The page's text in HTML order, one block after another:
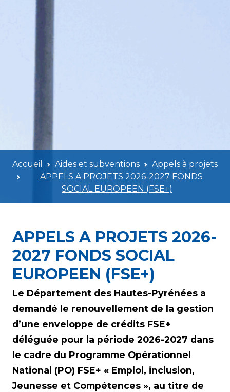
Accueil Aides et subventions
Appels à projets
APPELS A PROJETS 2026-2027 FONDS
SOCIAL EUROPEEN (FSE+)
APPELS A PROJETS 2026-
2027 FONDS SOCIAL
EUROPEEN (FSE+)
Le Département des Hautes-Pyrénées a
demandé le renouvellement de la gestion
d’une enveloppe de crédits FSE+
déléguée pour la période 2026-2027 dans
le cadre du Programme Opérationnel
National (PO) FSE+ « Emploi, inclusion,
Jeunesse et Compétences », au titre de